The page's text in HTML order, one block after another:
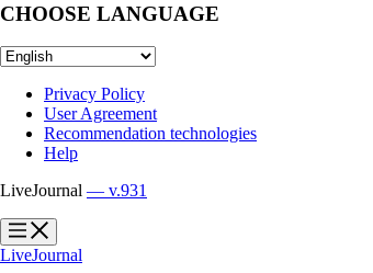
CHOOSE LANGUAGE
Privacy Policy
User Agreement
Recommendation technologies
Help
LiveJournal — v.931
?
?
LiveJournal